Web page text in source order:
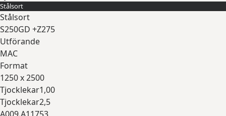
Expandera
Stålsort
Stålsort
S250GD +Z275
Utförande
MAC
Format
1250 x 2500
Tjocklekar1,00
Tjocklekar2,5